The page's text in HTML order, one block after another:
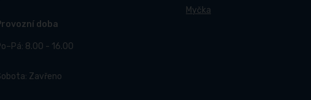
doba
8.00 - 16.00
Zavřeno
Myčka